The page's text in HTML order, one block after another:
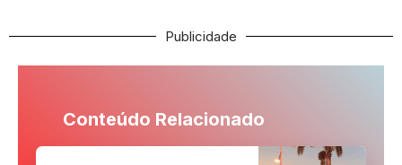
Publicidade
Conteúdo Relacionado